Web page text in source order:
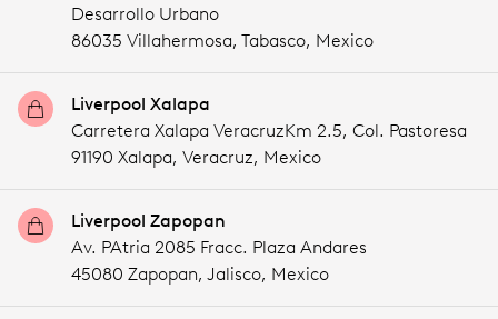
Desarrollo Urbano
86035 Villahermosa, Tabasco, Mexico
Liverpool Xalapa
Carretera Xalapa VeracruzKm 2.5, Col. Pastoresa
91190 Xalapa, Veracruz, Mexico
Liverpool Zapopan
Av. PAtria 2085 Fracc. Plaza Andares
45080 Zapopan, Jalisco, Mexico